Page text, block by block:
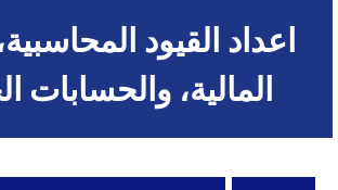
اعداد القيود
المالية، والحسابات